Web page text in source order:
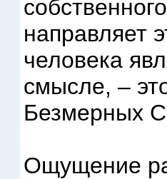
направляет
человека
смысле, –
Безмерных
Ощущение